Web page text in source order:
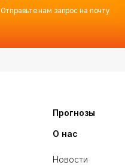
Отправьте нам запрос на почту
Прогнозы
О нас
Новости